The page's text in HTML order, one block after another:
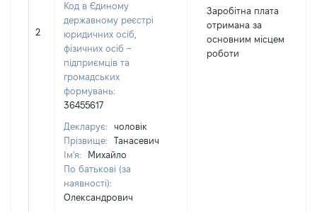
2
Код в Єдиному
державному реєстрі
юридичних осіб,
фізичних осіб –
підприємців та
громадських
формувань:
36455617
Декларує:
чоловік
Прізвище:
Танасевич
Ім'я:
Михайло
По батькові (за
наявності):
Олександрович
Заробітна плата
отримана за
основним місцем
роботи